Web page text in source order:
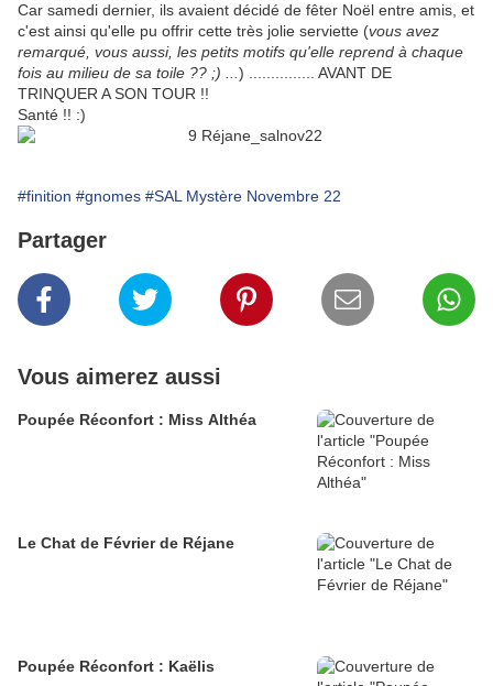
Car samedi dernier, ils avaient décidé de fêter Noël entre amis, et
c'est ainsi qu'elle pu offrir cette très jolie serviette (vous avez
remarqué, vous aussi, les petits motifs qu'elle reprend à chaque
fois au milieu de sa toile ?? ;) ... ) ............... AVANT DE
TRINQUER A SON TOUR !!
Santé !! :)
#finition #gnomes #SAL Mystère Novembre 22
Partager
Vous aimerez aussi
Poupée Réconfort : Miss Althéa
Le Chat de Février de Réjane
Poupée Réconfort : Kaëlis